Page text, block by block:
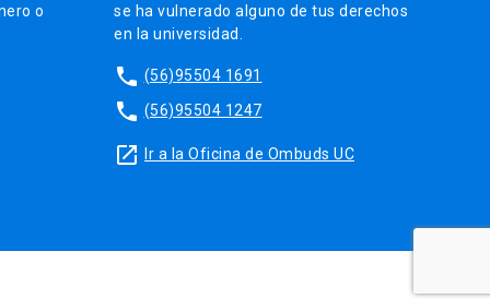
o
se ha vulnerado alguno de tus derechos
en la universidad.
phone (56)95504 1691
phone (56)95504 1247
launch Ir a la Oficina de Ombuds UC